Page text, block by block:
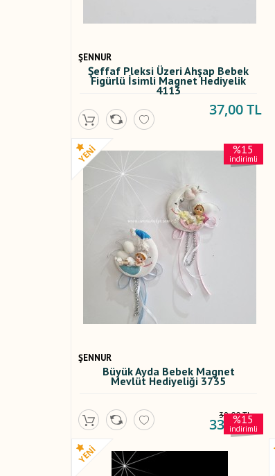
ŞENNUR
Şeffaf Pleksi Üzeri Ahşap Bebek
Figürlü İsimli Magnet Hediyelik
4113
37,00 TL
%15
indirimli
ŞENNUR
Büyük Ayda Bebek Magnet
Mevlüt Hediyeliği 3735
39,00 TL
33,00 TL
%15
indirimli